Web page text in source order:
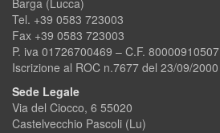
Barga (Lucca)
Tel. +39 0583 723003
Fax +39 0583 723003
P. iva 01726700469 – C.F. 80000910507
Iscrizione al ROC n.7677 del 23/09/2000
Sede Legale
Via del Ciocco, 6 55020
Castelvecchio Pascoli (Lu)